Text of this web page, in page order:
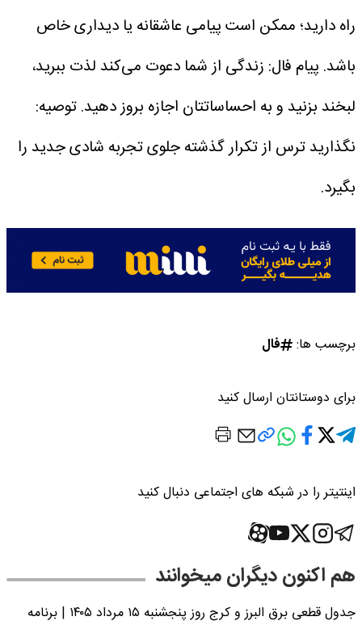
راه دارید؛ ممکن است پیامی عاشقانه یا دیداری خاص
باشد. پیام فال: زندگی از شما دعوت می‌کند لذت ببرید،
لبخند بزنید و به احساساتتان اجازه بروز دهید.توصیه:
نگذارید ترس از تکرار گذشته جلوی تجربه شادی جدید را
بگیرد.
برچسب ها: فال
برای دوستانتان ارسال کنید
اینتیتر را در شبکه های اجتماعی دنبال کنید
هم اکنون دیگران میخوانند
جدول قطعی برق البرز و کرج روز پنجشنبه ۱۵ مرداد ۱۴۰۵ | برنامه